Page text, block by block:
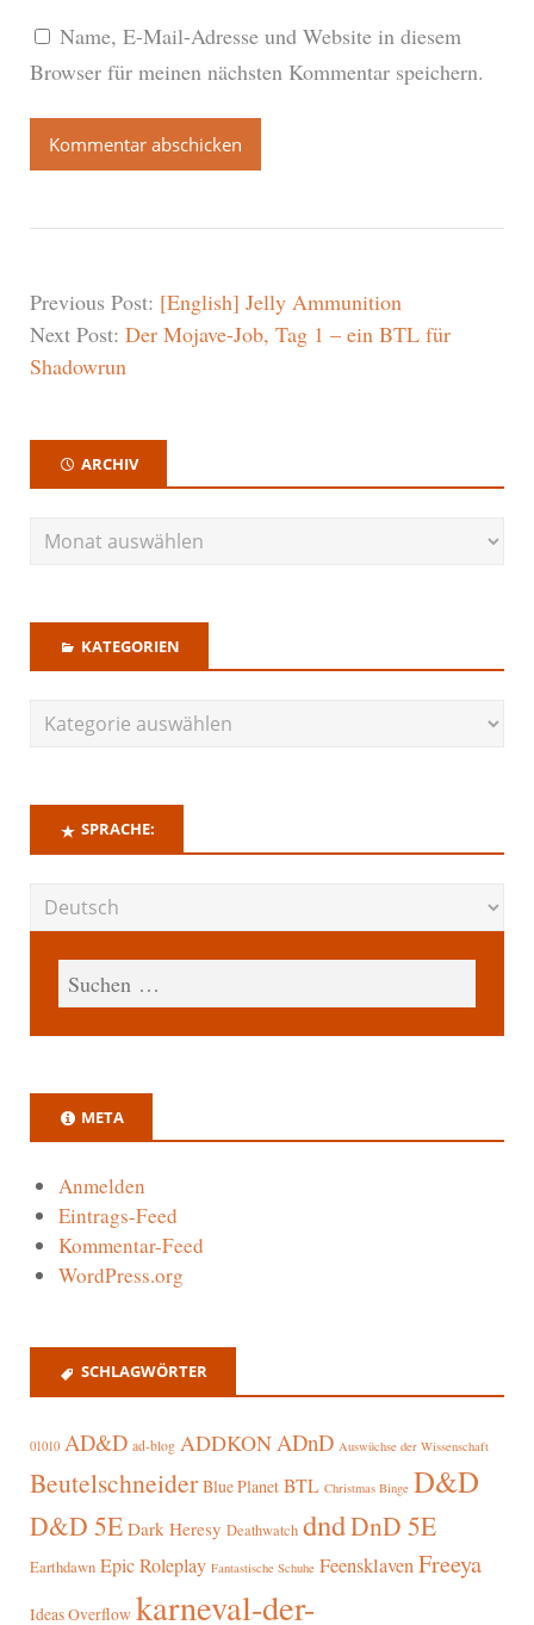
Name, E-Mail-Adresse und Website in diesem
Browser für meinen nächsten Kommentar speichern.
Previous Post: [English] Jelly Ammunition
Next Post: Der Mojave-Job, Tag 1 – ein BTL für
Shadowrun
ARCHIV
KATEGORIEN
SPRACHE:
META
Anmelden
Eintrags-Feed
Kommentar-Feed
WordPress.org
SCHLAGWÖRTER
01010 AD&D ad-blog ADDKON ADnD Auswüchse der Wissenschaft
Beutelschneider Blue Planet BTL Christmas Binge D&D
D&D 5E Dark Heresy Deathwatch dndDnD 5E
Earthdawn Epic Roleplay Fantastische Schuhe FeensklavenFreeya
Ideas Overflow karneval-der-